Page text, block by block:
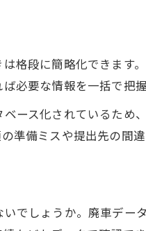
格段に簡略化できます
必要な情報を一括で把握
ース化されているため
備ミスや提出先の間
でしょうか。廃車デー